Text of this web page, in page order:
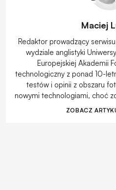
Maciej
Redaktor prowadzący
wydziale anglistyki
Europejskiej Akademii
technologiczny z ponad 10-
testów i opinii z obszaru
nowymi technologiami, choć
ZOBACZ